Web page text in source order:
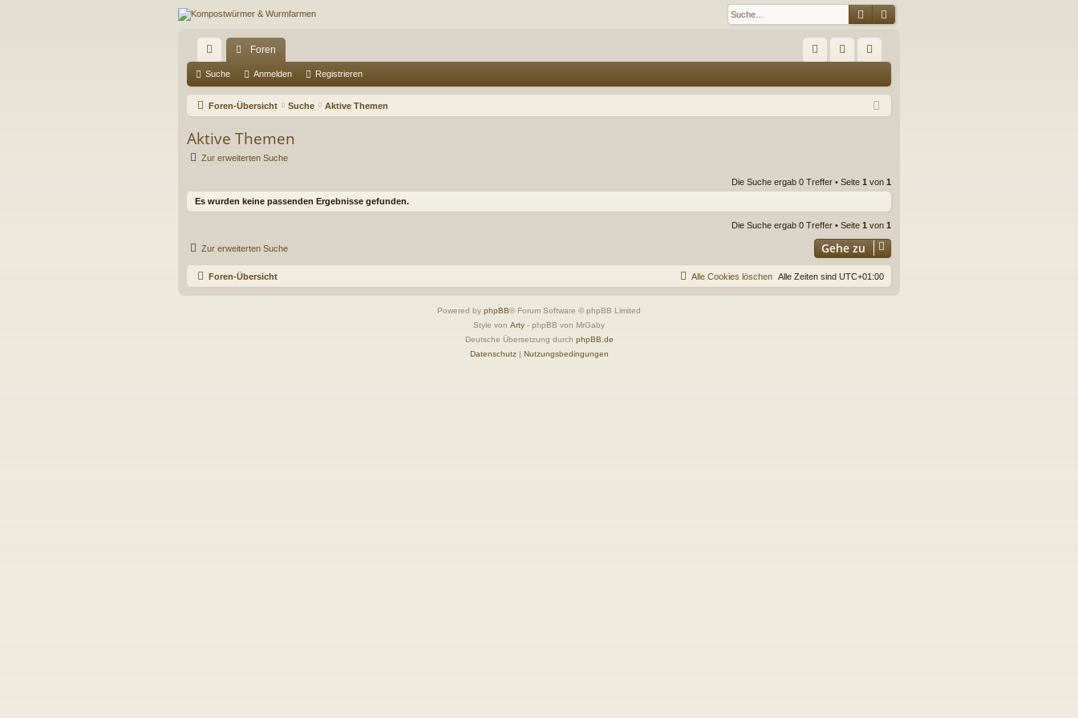
SucheErweiterte Suche
ch
ne
ug
Foren
Q m ist
Suche Anmelden Registrieren
Foren-Übersicht Suche Aktive Themen
Aktive Themen
Zur erweiterten Suche
Die Suche ergab 0 Treffer • Seite 1 von 1
Es wurden keine passenden Ergebnisse gefunden.
Die Suche ergab 0 Treffer • Seite 1 von 1
Zur erweiterten Suche Gehe zu
Foren-Übersicht Alle Zeiten sind UTC+01:00
Alle Cookies löschen
Powered by phpBB® Forum Software © phpBB Limited
Style von Arty - phpBB von MrGaby
Deutsche Übersetzung durch phpBB.de
Datenschutz| Nutzungsbedingungen